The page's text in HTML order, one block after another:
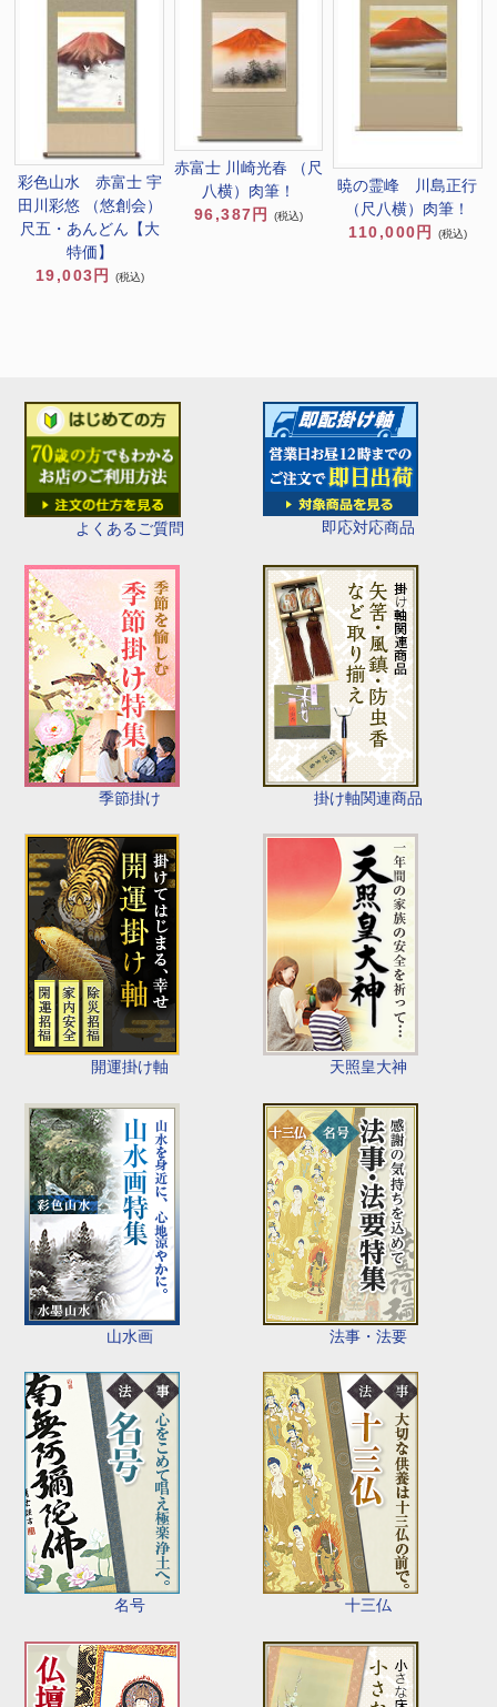
よくあるご質問 即応対応商品
季節掛け 掛け軸関連商品
開運掛け軸 天照皇大神
山水画 法事・法要
名号 十三仏
彩色山水 赤富士 宇
田川彩悠 （悠創会）
尺五・あんどん【大
特価】
19,003円
(税込)
赤富士 川崎光春 （尺
八横）肉筆！
96,387円
(税込)
暁の霊峰 川島正行
（尺八横）肉筆！
110,000円
(税込)